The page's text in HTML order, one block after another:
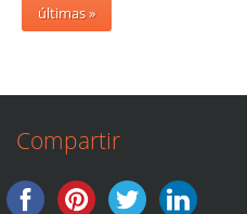
últimas »
Compartir